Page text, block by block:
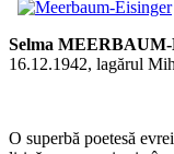
Selma
16.12.1942, lagărul
O superbă poetesă